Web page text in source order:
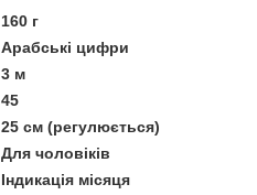
160 г
Арабські цифри
3 м
45
25 см (регулюється)
Для чоловіків
Індикація місяця